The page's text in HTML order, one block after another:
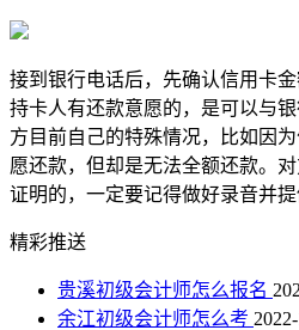
接到银行电话后，先确认信用卡
持卡人有还款意愿的，是可以与
方目前自己的特殊情况，比如因
愿还款，但却是无法全额还款。
证明的，一定要记得做好录音并
精彩推送
贵溪初级会计师怎么报名
余江初级会计师怎么考